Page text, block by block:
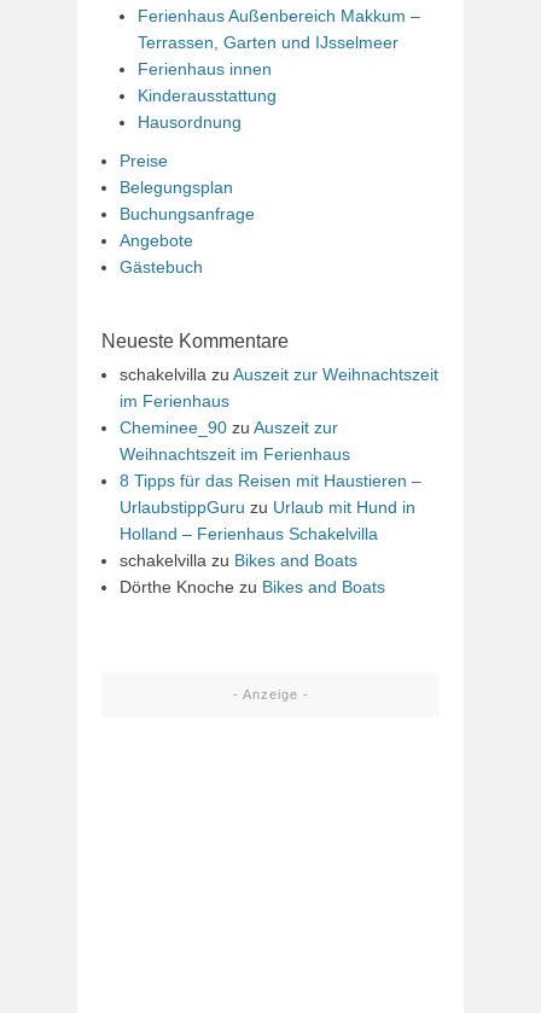
Ferienhaus Außenbereich Makkum –
Terrassen, Garten und IJsselmeer
Ferienhaus innen
Kinderausstattung
Hausordnung
Preise
Belegungsplan
Buchungsanfrage
Angebote
Gästebuch
Neueste Kommentare
schakelvilla zu Auszeit zur Weihnachtszeit
im Ferienhaus
Cheminee_90 zu Auszeit zur
Weihnachtszeit im Ferienhaus
8 Tipps für das Reisen mit Haustieren –
UrlaubstippGuru zu Urlaub mit Hund in
Holland – Ferienhaus Schakelvilla
schakelvilla zu Bikes and Boats
Dörthe Knoche zu Bikes and Boats
- Anzeige -